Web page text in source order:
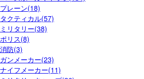
プレーン(18)
タクティカル(57)
ミリタリー(38)
ポリス(8)
消防(3)
ガンメーカー(23)
ナイフメーカー(11)